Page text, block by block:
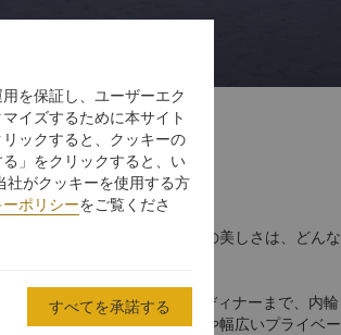
する場所
めくこの島の並外れた天賦の美しさは、どんな
ティーやロマンティックなディナーまで、内輪
るオーダーメイドメニューや幅広いプライベー
を保証し、ユーザーエク
イズするために本サイト
ックすると、クッキーの
」をクリックすると、い
社がクッキーを使用する方
ポリシーをご覧くださ
すべてを承諾する